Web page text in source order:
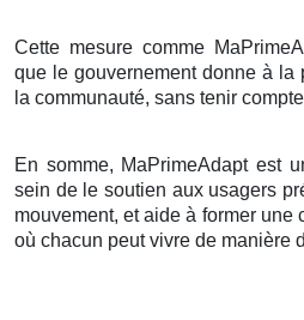
Cette mesure comme
que le gouvernement donne à la
la communauté, sans tenir
En somme, MaPrimeAdapt est
sein de le soutien aux usagers
mouvement, et aide à former une
où chacun peut vivre de manière